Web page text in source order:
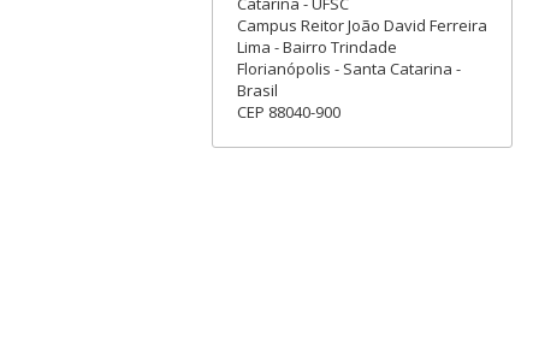
Campus Reitor João David Ferreira
Lima - Bairro Trindade
Florianópolis - Santa Catarina -
Brasil
CEP 88040-900